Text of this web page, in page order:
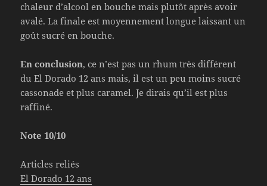
chaleur d’alcool en bouche mais plutôt après avoir
avalé. La finale est moyennement longue laissant un
goût sucré en bouche.
En conclusion, ce n’est pas un rhum très différent
du El Dorado 12 ans mais, il est un peu moins sucré
cassonade et plus caramel. Je dirais qu’il est plus
raffiné.
Note 10/10
Articles reliés
El Dorado 12 ans